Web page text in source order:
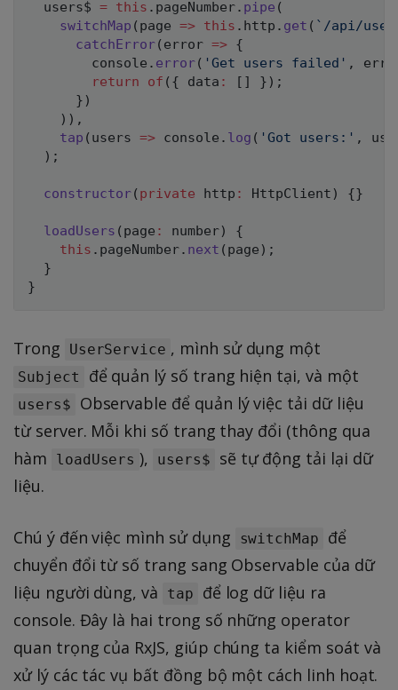
  users$
= this . pageNumber. pipe (
switchMap ( page => this . http . get ( ` /api/
catchError( error => {
console . error( 'Get users failed' ,
return
of ( { data : [ ] } ) ;
} )
) ) ,
tap ( users => console . log ( 'Got users:' ,
) ;
constructor( private http : HttpClient ) {}
loadUsers ( page : number)
{
this . pageNumber. next ( page ) ;
}
}
Trong UserService , mình sử dụng một
Subject để quản lý số trang hiện tại, và một
users$
Observable để quản lý việc tải dữ liệu
từ server. Mỗi khi số trang thay đổi (thông qua
hàm
loadUsers ), users$
sẽ tự động tải lại dữ
liệu.
Chú ý đến việc mình sử dụng switchMap
để
chuyển đổi từ số trang sang Observable của dữ
liệu người dùng, và
tap
để log dữ liệu ra
console. Đây là hai trong số những operator
quan trọng của RxJS, giúp chúng ta kiểm soát và
xử lý các tác vụ bất đồng bộ một cách linh hoạt.